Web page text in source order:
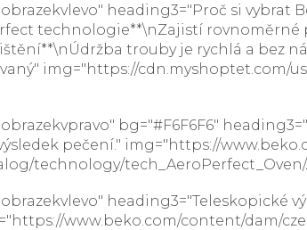
heading3="Proč si vybrat
technologie**\nZajistí rovnoměrné
trouby je rychlá a bez
img="https://cdn.myshoptet.com/
bg="#F6F6F6"
pečení." img="https://
technology/
heading3="Teleskopické
www.beko.com/content/dam/